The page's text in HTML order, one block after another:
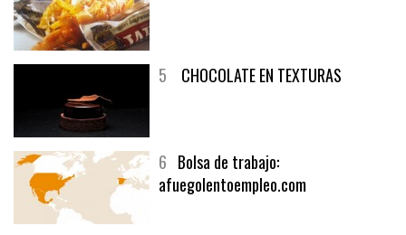
5 CHOCOLATE EN TEXTURAS
6 Bolsa de trabajo:
afuegolentoempleo.com